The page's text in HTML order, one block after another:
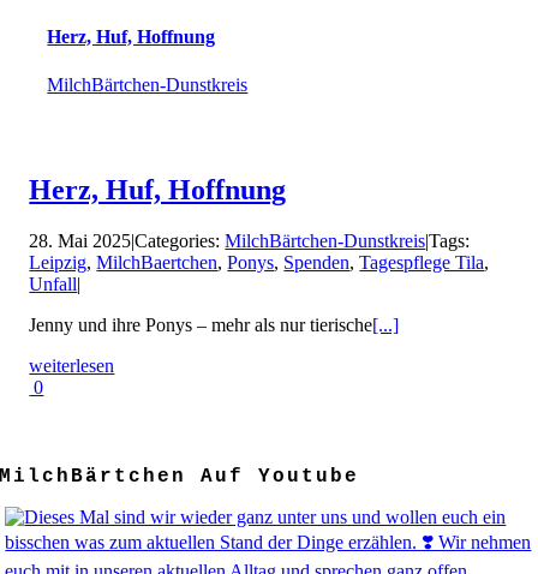
Herz, Huf, Hoffnung
MilchBärtchen-Dunstkreis
Herz, Huf, Hoffnung
28. Mai 2025|Categories:MilchBärtchen-Dunstkreis|Tags:
Leipzig,MilchBaertchen,Ponys, Spenden,Tagespflege Tila,
Unfall|
Jenny und ihre Ponys – mehr als nur tierische[...]
weiterlesen
0
MilchBärtchen Auf Youtube